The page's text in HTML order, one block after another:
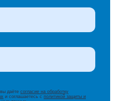
даёте согласие на обработку
и соглашаетесь с политикой защиты и